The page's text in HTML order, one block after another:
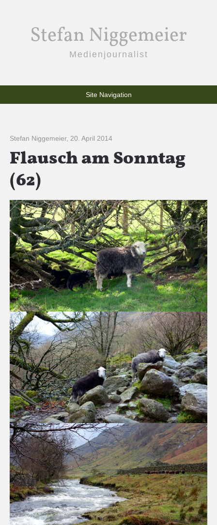
Stefan Niggemeier
Medienjournalist
Site Navigation
Stefan Niggemeier, 20. April 2014
Flausch am Sonntag
(62)